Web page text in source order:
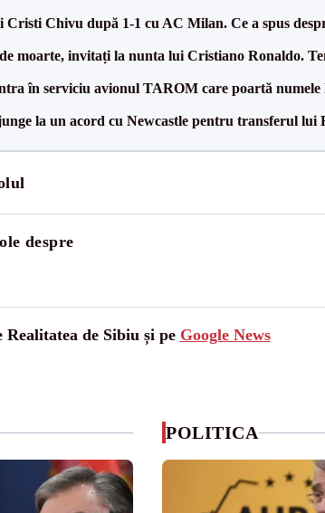
Cristi Chivu după 1-1 cu AC Milan. Ce a spus
moarte, invitați la nunta lui Cristiano Ronaldo.
în serviciu avionul TAROM care poartă numele
la un acord cu Newcastle pentru transferul lui
despre
de Sibiu și pe Google News
POLITICA